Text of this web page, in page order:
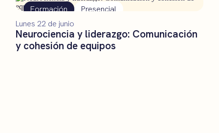
Formación Presencial
Neurociencia y liderazgo: Comunicación
y cohesión de equipos
Lunes 22 de junio